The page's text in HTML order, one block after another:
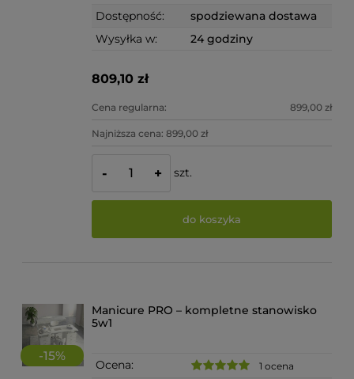
Dostępność:
spodziewana dostawa
Wysyłka w:
24 godziny
809,10 zł
Cena regularna: 899,00 zł
Najniższa cena:899,00 zł
- + szt.
do koszyka
-15%
Manicure PRO – kompletne stanowisko
5w1
Ocena: 1 ocena